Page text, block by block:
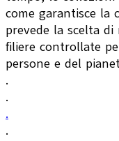
come garantisce la
prevede la scelta
filiere controllate
persone e del
.
.
.
.